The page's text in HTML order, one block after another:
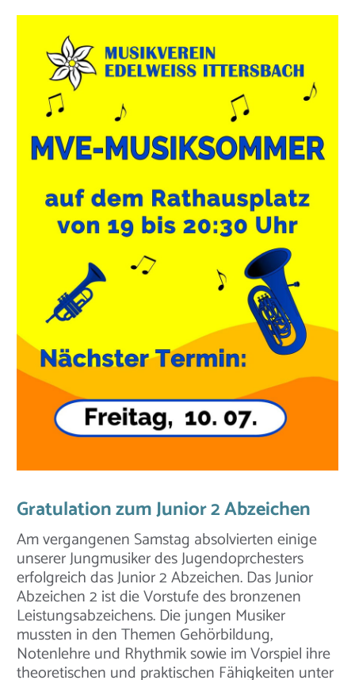
Gratulation zum Junior 2 Abzeichen
Am vergangenen Samstag absolvierten einige
unserer Jungmusiker des Jugendoprchesters
erfolgreich das Junior 2 Abzeichen. Das Junior
Abzeichen 2 ist die Vorstufe des bronzenen
Leistungsabzeichens. Die jungen Musiker
mussten in den Themen Gehörbildung,
Notenlehre und Rhythmik sowie im Vorspiel ihre
theoretischen und praktischen Fähigkeiten unter